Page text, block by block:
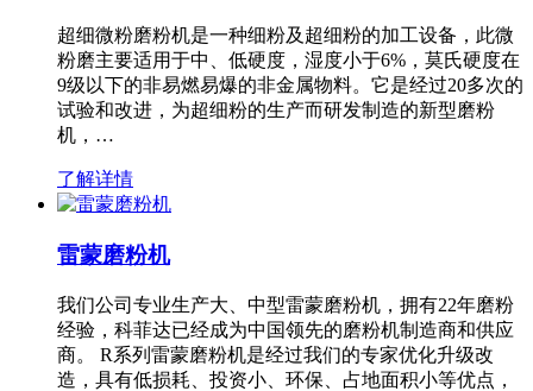
超细微粉磨粉机是一种细粉及超细粉的加工设备，此微
粉磨主要适用于中、低硬度，湿度小于6%，莫氏硬度在
9级以下的非易燃易爆的非金属物料。它是经过20多次的
试验和改进，为超细粉的生产而研发制造的新型磨粉
机，…
了解详情
雷蒙磨粉机
我们公司专业生产大、中型雷蒙磨粉机，拥有22年磨粉
经验，科菲达已经成为中国领先的磨粉机制造商和供应
商。 R系列雷蒙磨粉机是经过我们的专家优化升级改
造，具有低损耗、投资小、环保、占地面积小等优点，